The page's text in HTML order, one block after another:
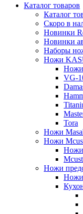
Каталог товаров
Каталог
Скоро в
Новинки
Новинки
Наборы
Ножи
VG-
Tora
Ножи
Ножи
Ножи
Ножи
Ножи